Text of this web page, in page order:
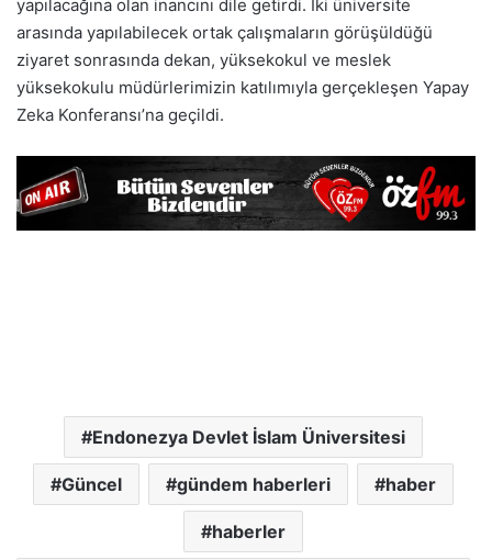
yapılacağına olan inancını dile getirdi. İki üniversite
arasında yapılabilecek ortak çalışmaların görüşüldüğü
ziyaret sonrasında dekan, yüksekokul ve meslek
yüksekokulu müdürlerimizin katılımıyla gerçekleşen Yapay
Zeka Konferansı’na geçildi.
Endonezya Devlet İslam Üniversitesi
Güncel gündem haberleri haber
haberler